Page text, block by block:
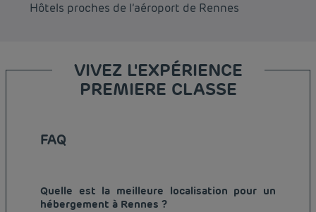
Hôtels proches de l’aéroport de Rennes
VIVEZ L'EXPÉRIENCE
PREMIERE CLASSE
FAQ
Quelle est la meilleure localisation pour un
hébergement à Rennes ?